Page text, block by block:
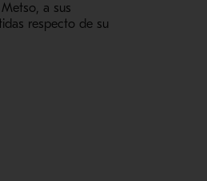
a sus
respecto de su